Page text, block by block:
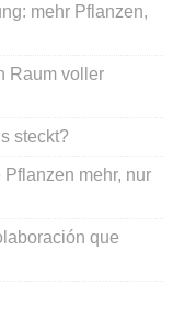
mehr Pflanzen,
Raum voller
steckt?
mehr, nur
que